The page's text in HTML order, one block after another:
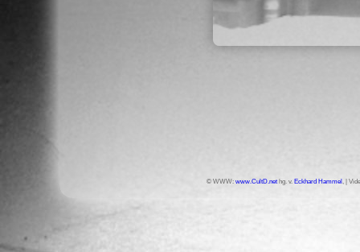
© WWW:www.CultD.net hg. v. Eckhard Hammel, |